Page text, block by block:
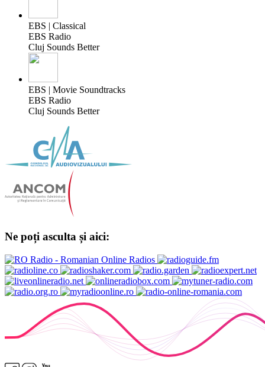
EBS | Classical
EBS Radio
Cluj Sounds Better
EBS | Movie Soundtracks
EBS Radio
Cluj Sounds Better
Ne poți asculta și aici: